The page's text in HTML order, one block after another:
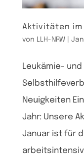
Aktivitäten im
von LLH-NRW|
Leukämie- und
Neuigkeiten
Jahr: Unsere
Januar ist für